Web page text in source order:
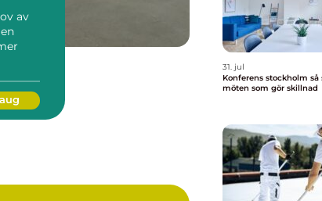
av
31. jul
Konferens stockholm så skapar du
möten som gör skillnad